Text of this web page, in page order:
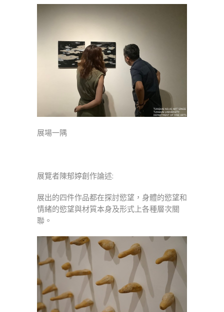
展場一隅
展覽者陳郁婷創作論述:
展出的四件作品都在探討慾望，身體的慾望和
情緒的慾望與材質本身及形式上各種層次關
聯。